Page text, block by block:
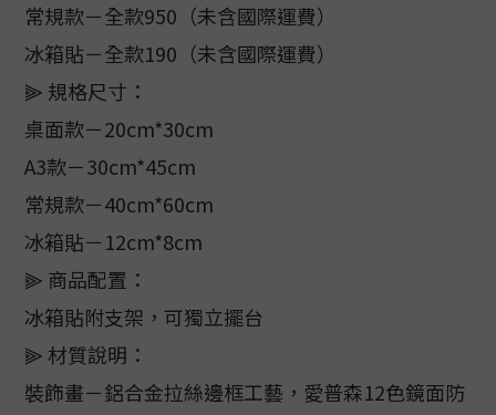
常規款－全款950（未含國際運費）
冰箱貼－全款190（未含國際運費）
⫸ 規格尺寸：
桌面款－20cm*30cm
A3款－30cm*45cm
常規款－40cm*60cm
冰箱貼－12cm*8cm
⫸ 商品配置：
冰箱貼附支架，可獨立擺台
⫸ 材質說明：
裝飾畫－鋁合金拉絲邊框工藝，愛普森12色鏡面防